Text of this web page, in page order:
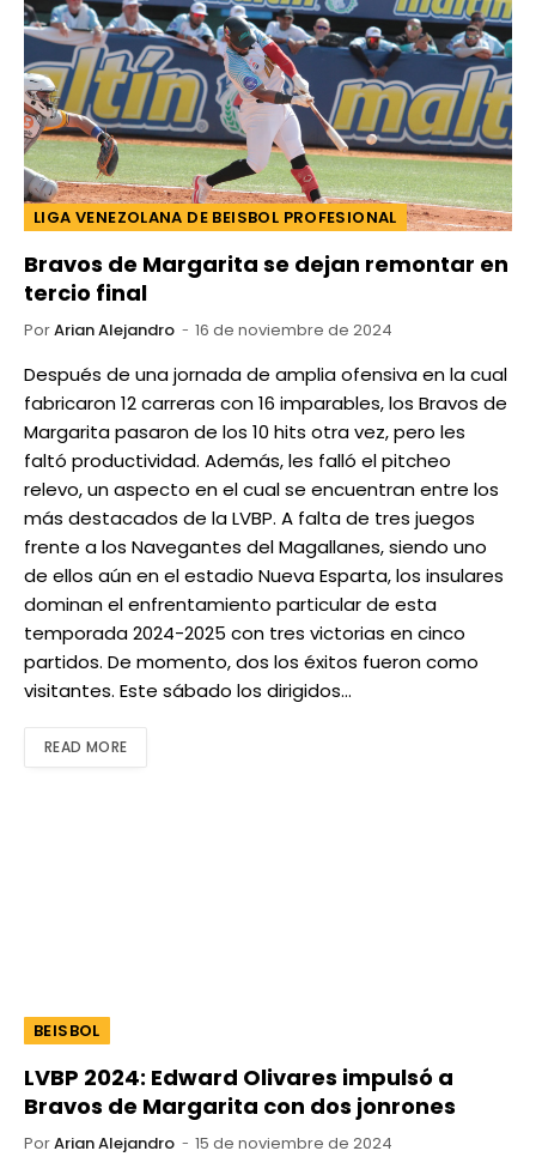
LIGA VENEZOLANA DE BEISBOL PROFESIONAL
Bravos de Margarita se dejan remontar en
tercio final
PorArian Alejandro 16 de noviembre de 2024
Después de una jornada de amplia ofensiva en la cual
fabricaron 12 carreras con 16 imparables, los Bravos de
Margarita pasaron de los 10 hits otra vez, pero les
faltó productividad. Además, les falló el pitcheo
relevo, un aspecto en el cual se encuentran entre los
más destacados de la LVBP. A falta de tres juegos
frente a los Navegantes del Magallanes, siendo uno
de ellos aún en el estadio Nueva Esparta, los insulares
dominan el enfrentamiento particular de esta
temporada 2024-2025 con tres victorias en cinco
partidos. De momento, dos los éxitos fueron como
visitantes. Este sábado los dirigidos…
READ MORE
BEISBOL
LVBP 2024: Edward Olivares impulsó a
Bravos de Margarita con dos jonrones
PorArian Alejandro 15 de noviembre de 2024